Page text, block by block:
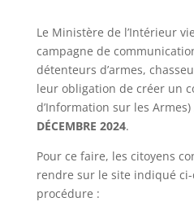
Le Ministère de l’Intérieur
campagne de
détenteurs d’armes,
leur obligation de créer un
d’Information sur les Armes)
DÉCEMBRE 2024.
Pour ce faire, les citoyens
rendre sur le site indiqué
procédure :